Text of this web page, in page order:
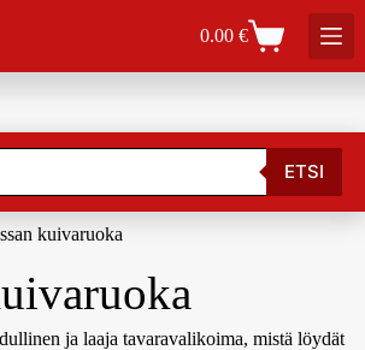
0.00€
ETSI
kuivaruoka
ja laaja tavaravalikoima, mistä löydät